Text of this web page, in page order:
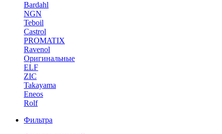
Bardahl
NGN
Teboil
Castrol
PROMATIX
Ravenol
Оригинальные
ELF
ZIC
Takayama
Eneos
Rolf
Фильтра